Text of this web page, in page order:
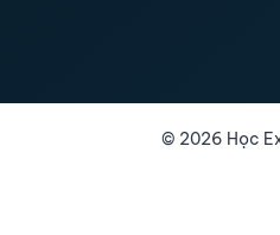
© 2026 Học